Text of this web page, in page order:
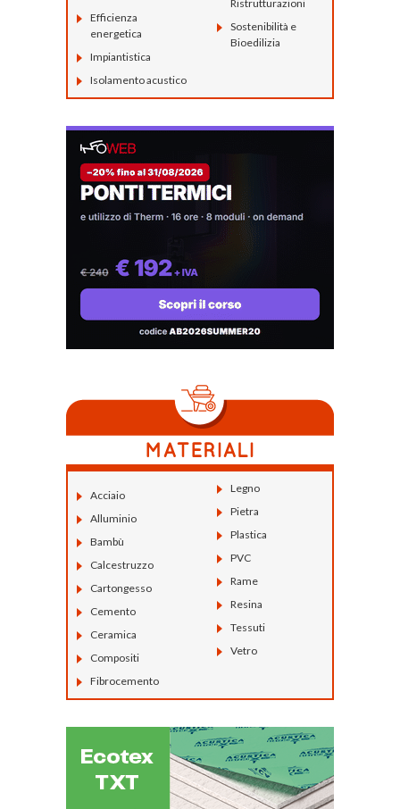
Efficienza
energetica
Impiantistica
Isolamento acustico
Ristrutturazioni
Sostenibilità e
Bioedilizia
Acciaio
Alluminio
Bambù
Calcestruzzo
Cartongesso
Cemento
Ceramica
Compositi
Fibrocemento
Legno
Pietra
Plastica
PVC
Rame
Resina
Tessuti
Vetro